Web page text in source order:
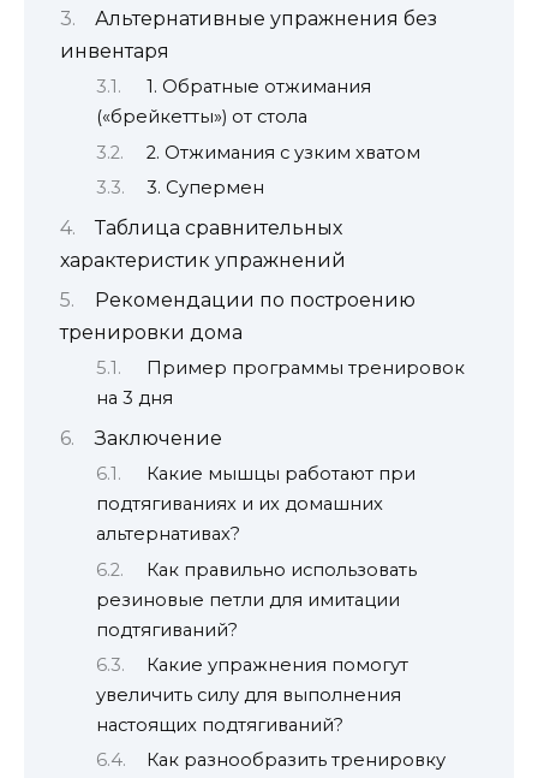
Альтернативные упражнения без
инвентаря
1. Обратные отжимания
(«брейкетты») от стола
2. Отжимания с узким хватом
3. Супермен
Таблица сравнительных
характеристик упражнений
Рекомендации по построению
тренировки дома
Пример программы тренировок
на 3 дня
Заключение
Какие мышцы работают при
подтягиваниях и их домашних
альтернативах?
Как правильно использовать
резиновые петли для имитации
подтягиваний?
Какие упражнения помогут
увеличить силу для выполнения
настоящих подтягиваний?
Как разнообразить тренировку